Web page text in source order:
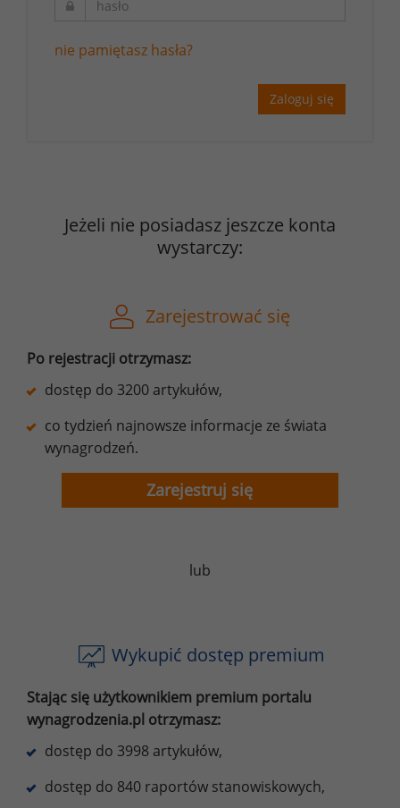
nie pamiętasz hasła?
Zaloguj się
Jeżeli nie posiadasz jeszcze konta
wystarczy:
Zarejestrować się
Po rejestracji otrzymasz:
dostęp do 3200 artykułów,
co tydzień najnowsze informacje ze świata
wynagrodzeń.
Zarejestruj się
lub
Wykupić dostęp premium
Stając się użytkownikiem premium portalu
wynagrodzenia.pl otrzymasz:
dostęp do 3998 artykułów,
dostęp do 840 raportów stanowiskowych,